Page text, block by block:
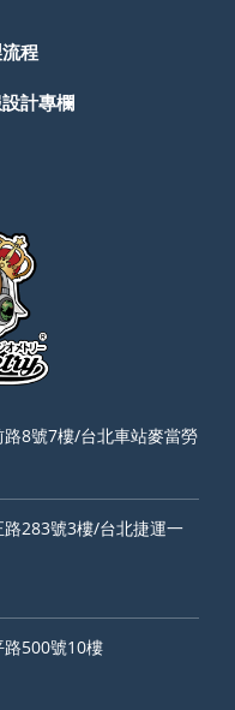
程
計專欄
8號7樓/台北車站麥當勞
283號3樓/台北捷運一
500號10樓